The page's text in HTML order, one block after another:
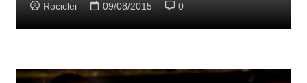
Rociclei 09/08/2015 0